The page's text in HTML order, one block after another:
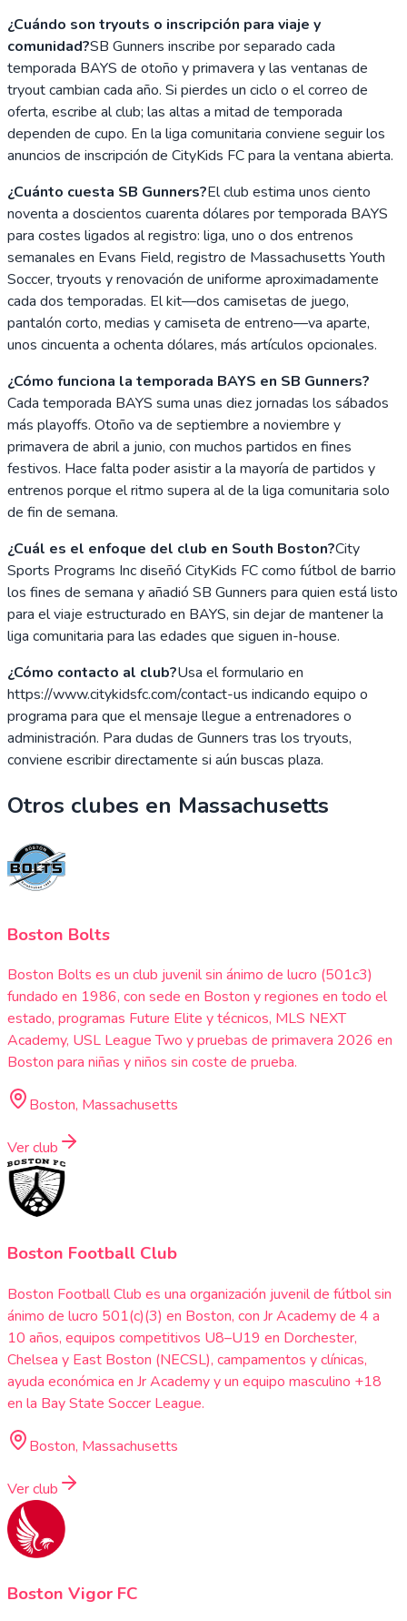
¿Cuándo son tryouts o inscripción para viaje y
comunidad?SB Gunners inscribe por separado cada
temporada BAYS de otoño y primavera y las ventanas de
tryout cambian cada año. Si pierdes un ciclo o el correo de
oferta, escribe al club; las altas a mitad de temporada
dependen de cupo. En la liga comunitaria conviene seguir los
anuncios de inscripción de CityKids FC para la ventana abierta.
¿Cuánto cuesta SB Gunners?El club estima unos ciento
noventa a doscientos cuarenta dólares por temporada BAYS
para costes ligados al registro: liga, uno o dos entrenos
semanales en Evans Field, registro de Massachusetts Youth
Soccer, tryouts y renovación de uniforme aproximadamente
cada dos temporadas. El kit—dos camisetas de juego,
pantalón corto, medias y camiseta de entreno—va aparte,
unos cincuenta a ochenta dólares, más artículos opcionales.
¿Cómo funciona la temporada BAYS en SB Gunners?
Cada temporada BAYS suma unas diez jornadas los sábados
más playoffs. Otoño va de septiembre a noviembre y
primavera de abril a junio, con muchos partidos en fines
festivos. Hace falta poder asistir a la mayoría de partidos y
entrenos porque el ritmo supera al de la liga comunitaria solo
de fin de semana.
¿Cuál es el enfoque del club en South Boston?City
Sports Programs Inc diseñó CityKids FC como fútbol de barrio
los fines de semana y añadió SB Gunners para quien está listo
para el viaje estructurado en BAYS, sin dejar de mantener la
liga comunitaria para las edades que siguen in-house.
¿Cómo contacto al club?Usa el formulario en
https://www.citykidsfc.com/contact-us indicando equipo o
programa para que el mensaje llegue a entrenadores o
administración. Para dudas de Gunners tras los tryouts,
conviene escribir directamente si aún buscas plaza.
Otros clubes en Massachusetts
Boston Bolts
Boston Bolts es un club juvenil sin ánimo de lucro (501c3)
fundado en 1986, con sede en Boston y regiones en todo el
estado, programas Future Elite y técnicos, MLS NEXT
Academy, USL League Two y pruebas de primavera 2026 en
Boston para niñas y niños sin coste de prueba.
Boston, Massachusetts
Ver club
Boston Football Club
Boston Football Club es una organización juvenil de fútbol sin
ánimo de lucro 501(c)(3) en Boston, con Jr Academy de 4 a
10 años, equipos competitivos U8–U19 en Dorchester,
Chelsea y East Boston (NECSL), campamentos y clínicas,
ayuda económica en Jr Academy y un equipo masculino +18
en la Bay State Soccer League.
Boston, Massachusetts
Ver club
Boston Vigor FC